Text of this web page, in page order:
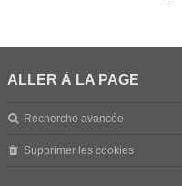
ALLER À LA PAGE
Recherche avancée
Supprimer les cookies